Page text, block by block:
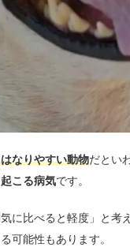
なりやすい動物だとい
こる病気です。
に比べると軽度」と考
可能性もあります。